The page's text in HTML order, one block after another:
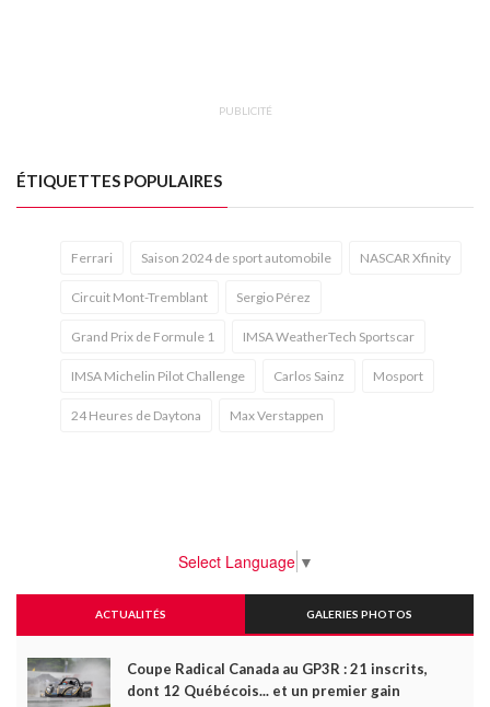
PUBLICITÉ
ÉTIQUETTES POPULAIRES
Ferrari Saison 2024 de sport automobile NASCAR Xfinity
Circuit Mont-Tremblant Sergio Pérez
Grand Prix de Formule 1 IMSA WeatherTech Sportscar
IMSA Michelin Pilot Challenge Carlos Sainz Mosport
24 Heures de Daytona Max Verstappen
Select Language ▼
ACTUALITÉS GALERIES PHOTOS
Coupe Radical Canada au GP3R : 21 inscrits,
dont 12 Québécois... et un premier gain